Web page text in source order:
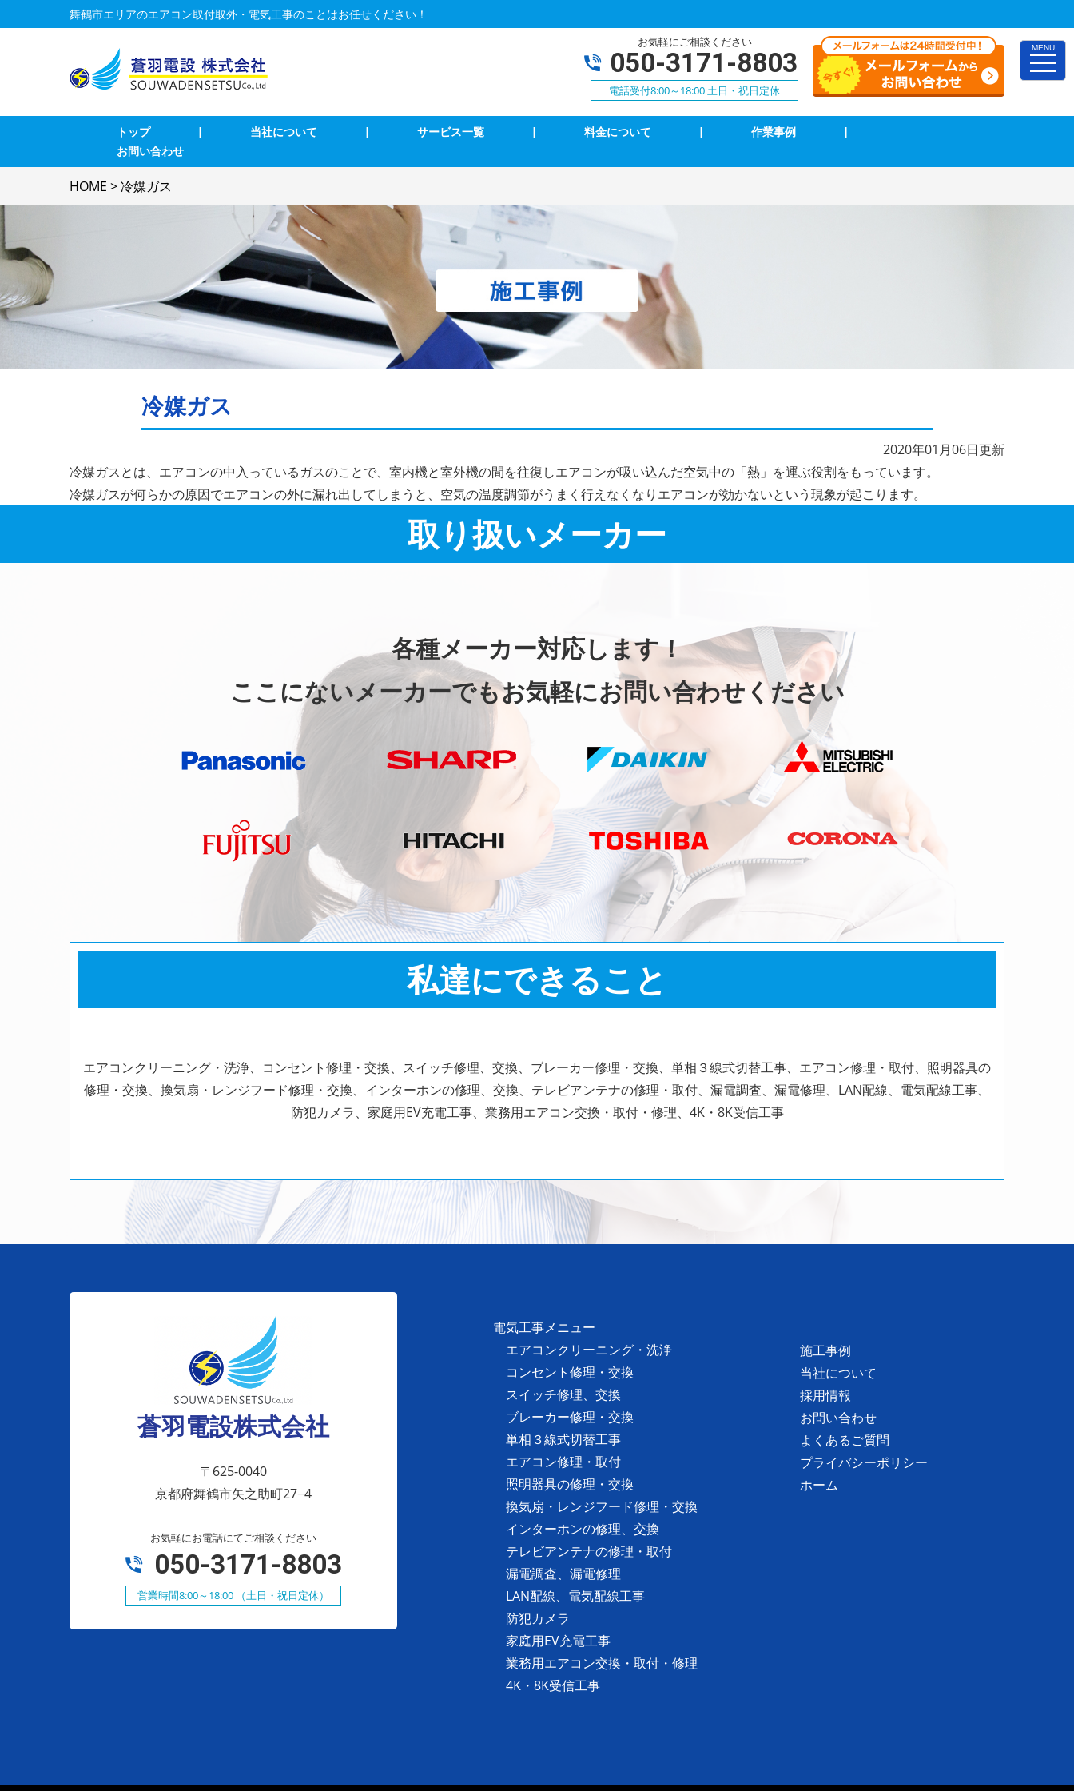
MENU
toggle
舞鶴市エリアのエアコン取付取外・電気工事のことはお任せください！
お気軽にご相談ください
050-3171-8803
電話受付8:00～18:00 土日・祝日定休
トップ | 当社について | サービス一覧
業務用エアコン交換・取付・修理 エアコンクリーニング エアコン修理・取付
TVアンテナ修理・取付
インターホン修理・取付
ブレーカー修理・取付
単相３線式切替工事 換気扇等修理・取付
防犯カメラ
| 料金について | 作業事例
|
お問い合わせ
HOME >冷媒ガス
冷媒ガス
2020年01月06日更新
冷媒ガスとは、エアコンの中入っているガスのことで、室内機と室外機の間を往復しエアコンが吸い込んだ空気中の「熱」を運ぶ役割をもっています。
冷媒ガスが何らかの原因でエアコンの外に漏れ出してしまうと、空気の温度調節がうまく行えなくなりエアコンが効かないという現象が起こります。
取り扱いメーカー
各種メーカー対応します！
ここにないメーカーでもお気軽にお問い合わせください
私達にできること
エアコンクリーニング・洗浄、コンセント修理・交換、スイッチ修理、交換、ブレーカー修理・交換、単相３線式切替工事、エアコン修理・取付、照明器具の
修理・交換、換気扇・レンジフード修理・交換、インターホンの修理、交換、テレビアンテナの修理・取付、漏電調査、漏電修理、LAN配線、電気配線工事、
防犯カメラ、家庭用EV充電工事、業務用エアコン交換・取付・修理、4K・8K受信工事
蒼羽電設株式会社
〒625-0040
京都府舞鶴市矢之助町27−4
お気軽にお電話にてご相談ください
050-3171-8803
営業時間8:00～18:00 （土日・祝日定休）
電気工事メニュー
エアコンクリーニング・洗浄
コンセント修理・交換
スイッチ修理、交換
ブレーカー修理・交換
単相３線式切替工事
エアコン修理・取付
照明器具の修理・交換
換気扇・レンジフード修理・交換
インターホンの修理、交換
テレビアンテナの修理・取付
漏電調査、漏電修理
LAN配線、電気配線工事
防犯カメラ
家庭用EV充電工事
業務用エアコン交換・取付・修理
4K・8K受信工事
施工事例
当社について
採用情報
お問い合わせ
よくあるご質問
プライバシーポリシー
ホーム